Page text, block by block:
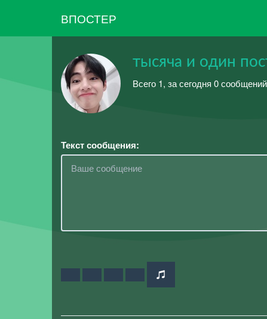
ВПОСТЕР
тысяча и один
Всего 1, за сегодня 0
Текст сообщения: